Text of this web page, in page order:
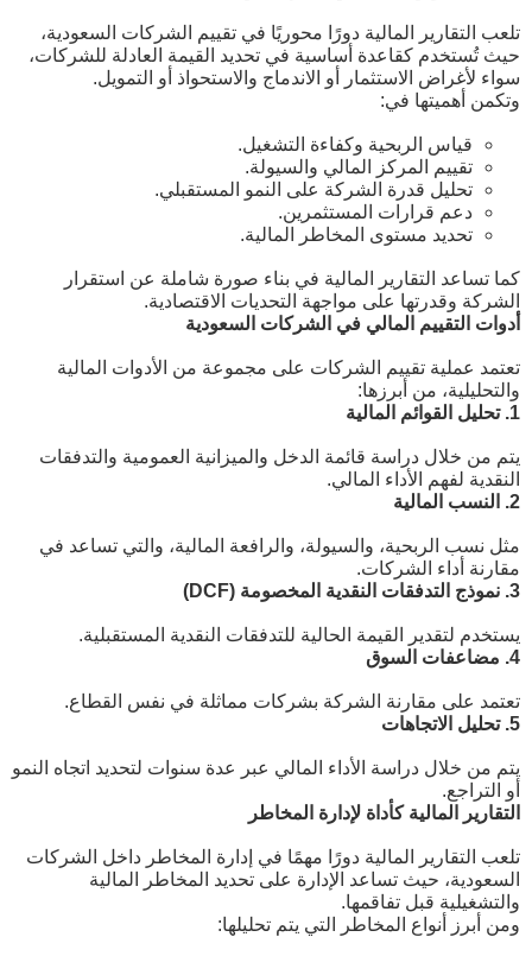
تلعب التقارير المالية دورًا محوريًا في تقييم الشركات السعودية،
حيث تُستخدم كقاعدة أساسية في تحديد القيمة العادلة للشركات،
سواء لأغراض الاستثمار أو الاندماج والاستحواذ أو التمويل.
وتكمن أهميتها في:
قياس الربحية وكفاءة التشغيل.
تقييم المركز المالي والسيولة.
تحليل قدرة الشركة على النمو المستقبلي.
دعم قرارات المستثمرين.
تحديد مستوى المخاطر المالية.
كما تساعد التقارير المالية في بناء صورة شاملة عن استقرار
الشركة وقدرتها على مواجهة التحديات الاقتصادية.
أدوات التقييم المالي في الشركات السعودية
تعتمد عملية تقييم الشركات على مجموعة من الأدوات المالية
والتحليلية، من أبرزها:
1. تحليل القوائم المالية
يتم من خلال دراسة قائمة الدخل والميزانية العمومية والتدفقات
النقدية لفهم الأداء المالي.
2. النسب المالية
مثل نسب الربحية، والسيولة، والرافعة المالية، والتي تساعد في
مقارنة أداء الشركات.
3. نموذج التدفقات النقدية المخصومة (DCF)
يستخدم لتقدير القيمة الحالية للتدفقات النقدية المستقبلية.
4. مضاعفات السوق
تعتمد على مقارنة الشركة بشركات مماثلة في نفس القطاع.
5. تحليل الاتجاهات
يتم من خلال دراسة الأداء المالي عبر عدة سنوات لتحديد اتجاه النمو
أو التراجع.
التقارير المالية كأداة لإدارة المخاطر
تلعب التقارير المالية دورًا مهمًا في إدارة المخاطر داخل الشركات
السعودية، حيث تساعد الإدارة على تحديد المخاطر المالية
والتشغيلية قبل تفاقمها.
ومن أبرز أنواع المخاطر التي يتم تحليلها: